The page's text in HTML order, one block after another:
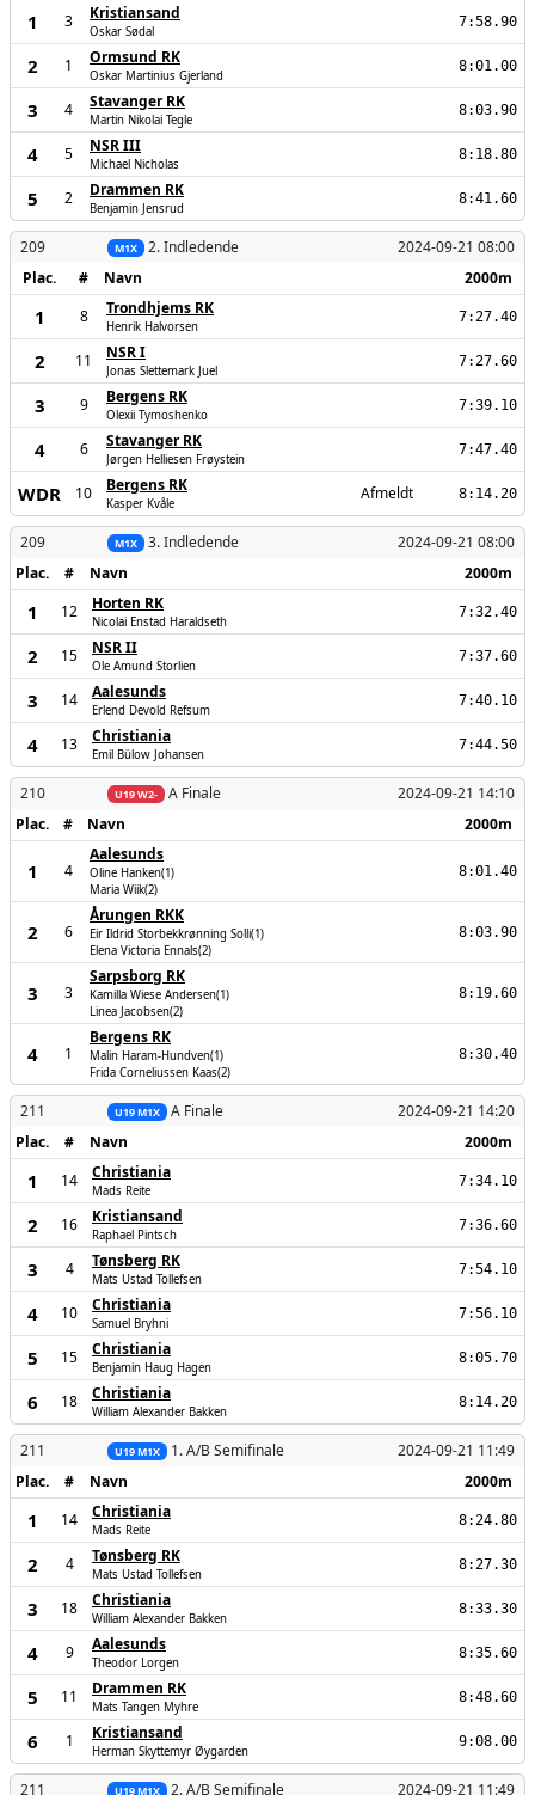
1 3 Kristiansand
Oskar Sødal
7:58.90
2 1 Ormsund RK
Oskar Martinius Gjerland
8:01.00
3 4 Stavanger RK
Martin Nikolai Tegle
8:03.90
4 5 NSR III
Michael Nicholas
8:18.80
5 2 Drammen RK
Benjamin Jensrud
8:41.60
209 M1X 2. Indledende
2024-09-21 08:00
Plac.
# Navn 2000m
1 8 Trondhjems RK
Henrik Halvorsen
7:27.40
2 11 NSR I
Jonas Slettemark Juel
7:27.60
3 9 Bergens RK
Olexii Tymoshenko
7:39.10
4 6 Stavanger RK
Jørgen Helliesen Frøystein
7:47.40
WDR 10 Bergens RK
Kasper Kvåle
Afmeldt 8:14.20
209 M1X 3. Indledende
2024-09-21 08:00
Plac.
# Navn 2000m
1 12 Horten RK
Nicolai Enstad Haraldseth
7:32.40
2 15 NSR II
Ole Amund Storlien
7:37.60
3 14 Aalesunds
Erlend Devold Refsum
7:40.10
4 13 Christiania
Emil Bülow Johansen
7:44.50
210 U19 W2- A Finale
2024-09-21 14:10
Plac.
# Navn 2000m
1 4
Aalesunds
Oline Hanken(1)
Maria Wiik(2)
8:01.40
2 6
Årungen RKK
Eir Ildrid Storbekkrønning Solli(1)
Elena Victoria Ennals(2)
8:03.90
3 3
Sarpsborg RK
Kamilla Wiese Andersen(1)
Linea Jacobsen(2)
8:19.60
4 1
Bergens RK
Malin Haram-Hundven(1)
Frida Corneliussen Kaas(2)
8:30.40
211 U19 M1X A Finale
2024-09-21 14:20
Plac.
# Navn 2000m
1 14 Christiania
Mads Reite
7:34.10
2 16 Kristiansand
Raphael Pintsch
7:36.60
3 4 Tønsberg RK
Mats Ustad Tollefsen
7:54.10
4 10 Christiania
Samuel Bryhni
7:56.10
5 15 Christiania
Benjamin Haug Hagen
8:05.70
6 18 Christiania
William Alexander Bakken
8:14.20
211 U19 M1X 1. A/B Semifinale
2024-09-21 11:49
Plac.
# Navn 2000m
1 14 Christiania
Mads Reite
8:24.80
2 4 Tønsberg RK
Mats Ustad Tollefsen
8:27.30
3 18 Christiania
William Alexander Bakken
8:33.30
4 9 Aalesunds
Theodor Lorgen
8:35.60
5 11 Drammen RK
Mats Tangen Myhre
8:48.60
6 1 Kristiansand
Herman Skyttemyr Øygarden
9:08.00
211 U19 M1X 2. A/B Semifinale 2024-09-21 11:49